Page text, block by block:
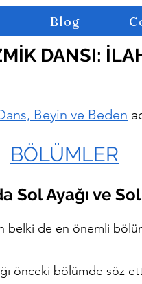
Blog
DANSI:
Beyin ve Beden
BÖLÜMLER
Sol Ayağı ve
belki de en önemli
önceki bölümde söz